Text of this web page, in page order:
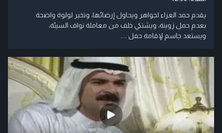
يقدم حمد العزاء لجواهر ويحاول إرضائها، وتخبر لولوة واضحة
بعدم حمل زوينة، ويشتكي خلف من معاملة نواف السيئة،
ويستعد جاسم ﻹقامة حفل ....